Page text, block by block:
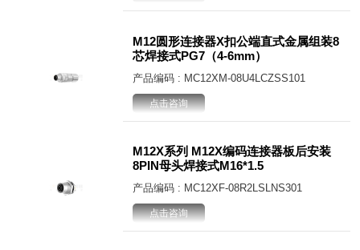
M12圆形连接器X扣公端直式金属组装8
芯焊接式PG7（4-6mm）
产品编码 : MC12XM-08U4LCZSS101
点击咨询
M12X系列 M12X编码连接器板后安装
8PIN母头焊接式M16*1.5
产品编码 : MC12XF-08R2LSLNS301
点击咨询